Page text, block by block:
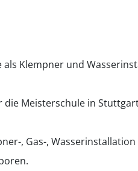
Klempner und
die Meisterschule in
, Gas-, Wasserinstallation